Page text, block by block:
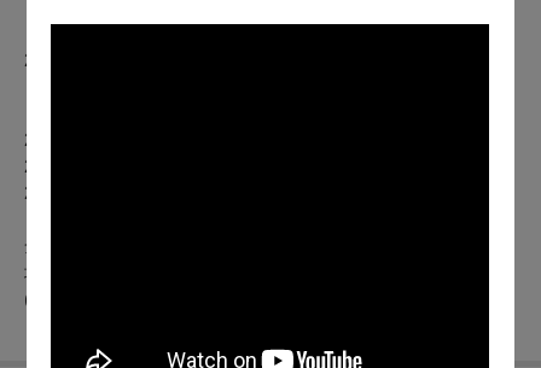
2020
2019
2020
2023
全民大劇團官方
地址：
(02)7730-2028